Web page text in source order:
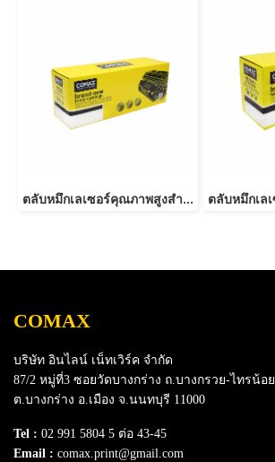
ตลับหมึกเลเซอร์คุณภาพสูงสำหรับ SAMSUNG รุ่น MLT-D103S
COMAX
บริษัท อินไลน์ เน็ทเวิร์ค จำกัด
87/2 หมู่ที่3 ซอยวัดบางกร่าง ถ.บางกรวย-ไทรน้อย
ต.บางกร่าง อ.เมือง จ.นนทบุรี 11000
Tel : 02 991 5804 5 ต่อ 43-45
Email : comax.print@gmail.com